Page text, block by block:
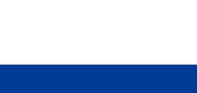
гостей